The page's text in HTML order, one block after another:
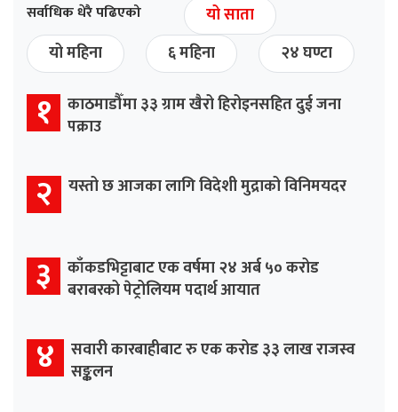
सर्वाधिक धेरै पढिएको
यो साता
यो महिना
६ महिना २४ घण्टा
१ काठमाडौँमा ३३ ग्राम खैरो हिरोइनसहित दुई जना
पक्राउ
२ यस्तो छ आजका लागि विदेशी मुद्राको विनिमयदर
३ काँकडभिट्टाबाट एक वर्षमा २४ अर्ब ५० करोड
बराबरको पेट्रोलियम पदार्थ आयात
४ सवारी कारबाहीबाट रु एक करोड ३३ लाख राजस्व
सङ्कलन